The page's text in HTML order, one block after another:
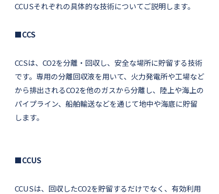
CCUSそれぞれの具体的な技術についてご説明します。
■CCS
CCSは、CO2を分離・回収し、安全な場所に貯留する技術
です。専用の分離回収液を用いて、火力発電所や工場など
から排出されるCO2を他のガスから分離し、陸上や海上の
パイプライン、船舶輸送などを通じて地中や海底に貯留
します。
■CCUS
CCUSは、回収したCO2を貯留するだけでなく、有効利用